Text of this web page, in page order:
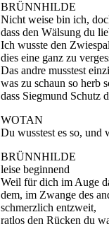
BRÜNNHILDE
Nicht weise bin ich,
dass den Wälsung du
Ich wusste den
dies eine ganz zu
Das andre musstest
was zu schaun so herb
dass Siegmund Schutz
WOTAN
Du wusstest es so, und
BRÜNNHILDE
leise beginnend
Weil für dich im Auge
dem, im Zwange des
schmerzlich entzweit,
ratlos den Rücken du